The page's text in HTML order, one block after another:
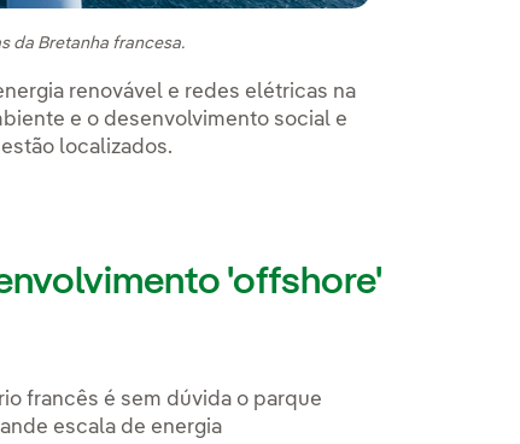
da Bretanha francesa.
renovável e redes elétricas na
e o desenvolvimento social e
localizados.
'offshore'
francês é sem dúvida o parque
escala de energia